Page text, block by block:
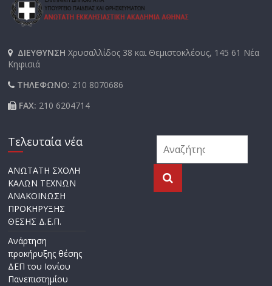
ΔΙΕΥΘΥΝΣΗΧρυσαλλίδος 38 και Θεμιστοκλέους, 145 61 Νέα
Κηφισιά
ΤΗΛΕΦΩΝΟ: 210 8070686
FAX: 210 6204714
Τελευταία νέα
ΑΝΩΤΑΤΗ ΣΧΟΛΗ
ΚΑΛΩΝ ΤΕΧΝΩΝ
ΑΝΑΚΟΙΝΩΣΗ
ΠΡΟΚΗΡΥΞΗΣ
ΘΕΣΗΣ Δ.Ε.Π.
Ανάρτηση
προκήρυξης θέσης
ΔΕΠ του Ιονίου
Πανεπιστημίου